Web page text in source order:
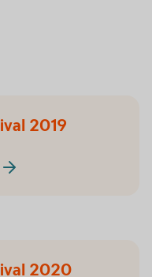
2019
2020